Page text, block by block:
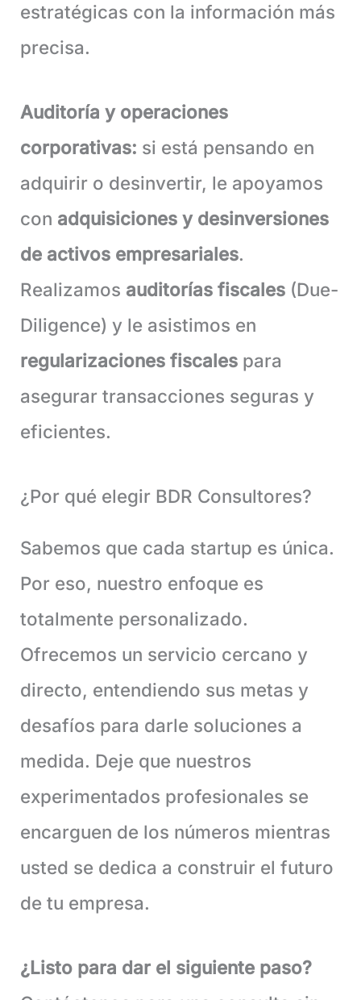
estratégicas con la información más
precisa.
Auditoría y operaciones
corporativas: si está pensando en
adquirir o desinvertir, le apoyamos
con adquisiciones y desinversiones
de activos empresariales.
Realizamos auditorías fiscales (Due-
Diligence) y le asistimos en
regularizaciones fiscales para
asegurar transacciones seguras y
eficientes.
¿Por qué elegir BDR Consultores?
Sabemos que cada startup es única.
Por eso, nuestro enfoque es
totalmente personalizado.
Ofrecemos un servicio cercano y
directo, entendiendo sus metas y
desafíos para darle soluciones a
medida. Deje que nuestros
experimentados profesionales se
encarguen de los números mientras
usted se dedica a construir el futuro
de tu empresa.
¿Listo para dar el siguiente paso?